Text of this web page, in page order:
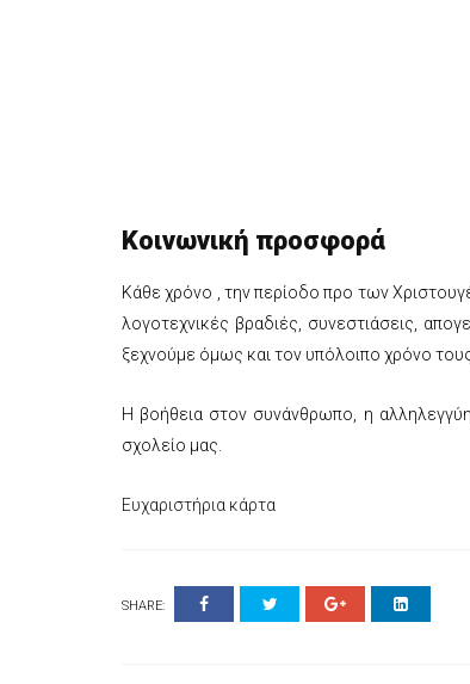
Κοινωνική προσφορά
Κάθε χρόνο , την περίοδο προ των
λογοτεχνικές βραδιές, συνεστιάσεις,
ξεχνούμε όμως και τον υπόλοιπο χρόνο
Η βοήθεια στον συνάνθρωπο, η
σχολείο μας.
Ευχαριστήρια κάρτα
SHARE: